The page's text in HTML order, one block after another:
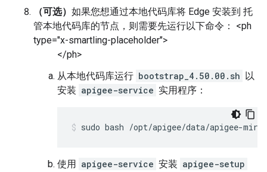
（可选） 如果您想通过本地代码库将 Edge 安装到 托
管本地代码库的节点，则需要先运行以下命令： <ph
type="x-smartling-placeholder">
</ph>
从本地代码库运行 bootstrap_4.50.00.sh 以
安装 apigee-service 实用程序：
sudo bash /opt/apigee/data/apigee-
使用 apigee-service 安装 apigee-setup